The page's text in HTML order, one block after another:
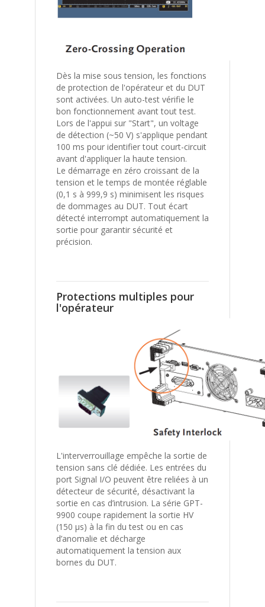
Dès la mise sous tension, les fonctions
de protection de l'opérateur et du DUT
sont activées. Un auto-test vérifie le
bon fonctionnement avant tout test.
Lors de l'appui sur "Start", un voltage
de détection (~50 V) s'applique pendant
100 ms pour identifier tout court-circuit
avant d'appliquer la haute tension.
Le démarrage en zéro croissant de la
tension et le temps de montée réglable
(0,1 s à 999,9 s) minimisent les risques
de dommages au DUT. Tout écart
détecté interrompt automatiquement la
sortie pour garantir sécurité et
précision.
Protections multiples pour
l'opérateur
L'interverrouillage empêche la sortie de
tension sans clé dédiée. Les entrées du
port Signal I/O peuvent être reliées à un
détecteur de sécurité, désactivant la
sortie en cas d’intrusion. La série GPT-
9900 coupe rapidement la sortie HV
(150 μs) à la fin du test ou en cas
d’anomalie et décharge
automatiquement la tension aux
bornes du DUT.